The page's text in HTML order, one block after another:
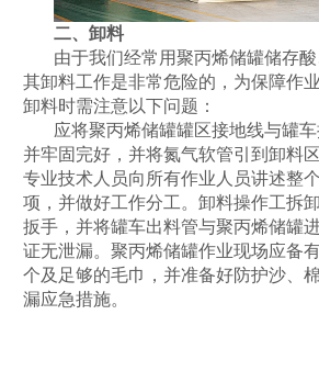
二、卸料
由于我们经常用聚丙烯储罐储存酸
其卸料工作是非常危险的，为保障作
卸料时需注意以下问题：
应将聚丙烯储罐罐区接地线与罐
并牢固完好，并将氮气软管引到卸料
专业技术人员向所有作业人员讲述整
项，并做好工作分工。卸料操作工拆
扳手，并将罐车出料管与聚丙烯储罐
证无泄漏。聚丙烯储罐作业现场应备
个及足够的毛巾，并准备好防护沙、
漏应急措施。